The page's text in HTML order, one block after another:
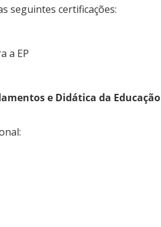
seguintes certificações:
a EP
e Didática da Educação